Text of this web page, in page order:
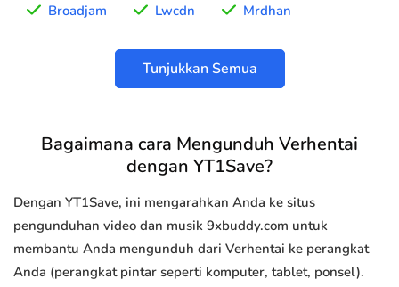
Broadjam Lwcdn Mrdhan
Tunjukkan Semua
Bagaimana cara Mengunduh Verhentai
dengan YT1Save?
Dengan YT1Save, ini mengarahkan Anda ke situs
pengunduhan video dan musik 9xbuddy.com untuk
membantu Anda mengunduh dari Verhentai ke perangkat
Anda (perangkat pintar seperti komputer, tablet, ponsel).